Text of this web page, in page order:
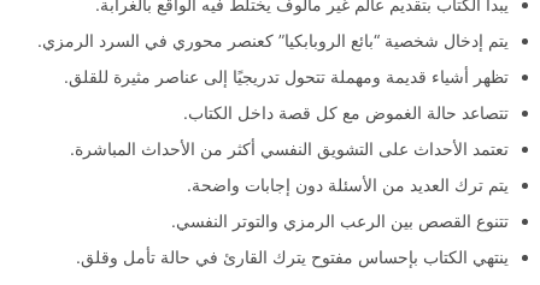
يتم إدخال شخصية “بائع الروبابكيا” كعنصر محوري في السرد الرمزي.
تظهر أشياء قديمة ومهملة تتحول تدريجيًا إلى عناصر مثيرة للقلق.
تتصاعد حالة الغموض مع كل قصة داخل الكتاب.
تعتمد الأحداث على التشويق النفسي أكثر من الأحداث المباشرة.
يتم ترك العديد من الأسئلة دون إجابات واضحة.
تتنوع القصص بين الرعب الرمزي والتوتر النفسي.
ينتهي الكتاب بإحساس مفتوح يترك القارئ في حالة تأمل وقلق.